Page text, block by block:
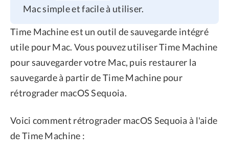
Mac simple et facile à utiliser.
Time Machine est un outil de sauvegarde intégré
utile pour Mac. Vous pouvez utiliser Time Machine
pour sauvegarder votre Mac, puis restaurer la
sauvegarde à partir de Time Machine pour
rétrograder macOS Sequoia.
Voici comment rétrograder macOS Sequoia à l'aide
de Time Machine :